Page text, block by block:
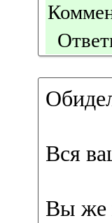
Вся
Вы же